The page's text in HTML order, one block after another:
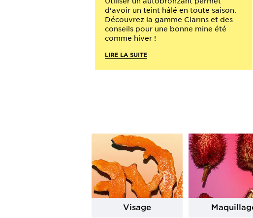
d'avoir un teint hâlé en toute saison.
Découvrez la gamme Clarins et des
conseils pour une bonne mine été
comme hiver !
LIRE LA SUITE
Visage